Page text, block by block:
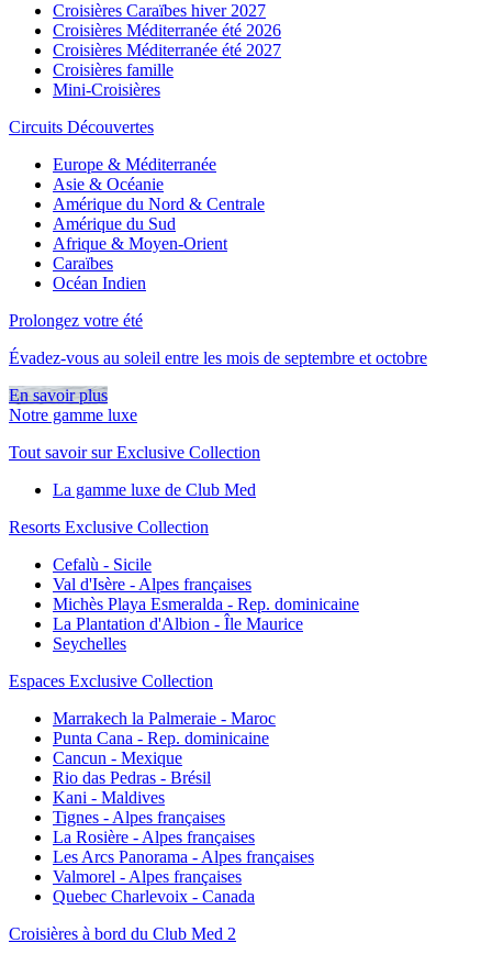
Croisières Caraïbes hiver 2027
Croisières Méditerranée été 2026
Croisières Méditerranée été 2027
Croisières famille
Mini-Croisières
Circuits Découvertes
Europe & Méditerranée
Asie & Océanie
Amérique du Nord & Centrale
Amérique du Sud
Afrique & Moyen-Orient
Caraïbes
Océan Indien
Prolongez votre été
Évadez-vous au soleil entre les mois de septembre et octobre
En savoir plus
Notre gamme luxe
Tout savoir sur Exclusive Collection
La gamme luxe de Club Med
Resorts Exclusive Collection
Cefalù - Sicile
Val d'Isère - Alpes françaises
Michès Playa Esmeralda - Rep. dominicaine
La Plantation d'Albion - Île Maurice
Seychelles
Espaces Exclusive Collection
Marrakech la Palmeraie - Maroc
Punta Cana - Rep. dominicaine
Cancun - Mexique
Rio das Pedras - Brésil
Kani - Maldives
Tignes - Alpes françaises
La Rosière - Alpes françaises
Les Arcs Panorama - Alpes françaises
Valmorel - Alpes françaises
Quebec Charlevoix - Canada
Croisières à bord du Club Med 2